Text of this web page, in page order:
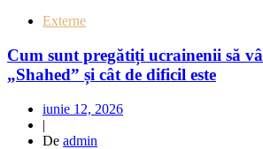
Externe
Cum sunt pregătiți ucrainenii să
„Shahed” și cât de dificil este
iunie 12, 2026
|
De admin